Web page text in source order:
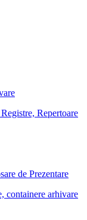
Repertoare
de Prezentare
containere arhivare